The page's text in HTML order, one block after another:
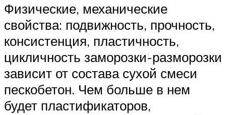
Физические, механические
свойства: подвижность, прочность,
консистенция, пластичность,
цикличность заморозки-разморозки
зависит от состава сухой смеси
пескобетон. Чем больше в нем
будет пластификаторов,